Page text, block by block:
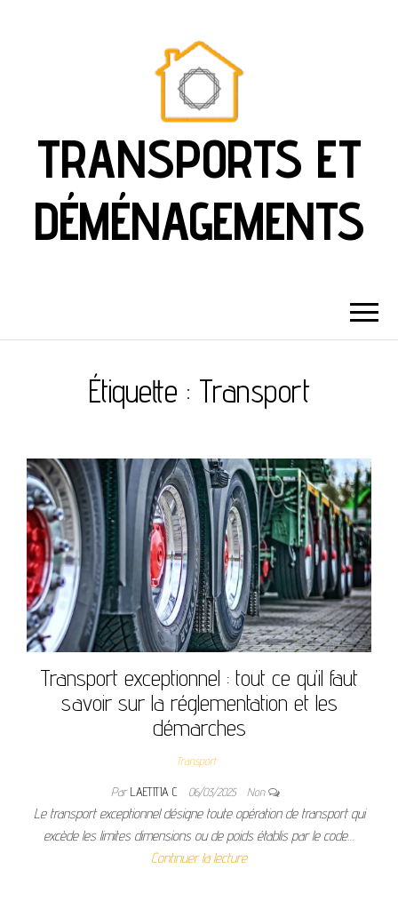
TRANSPORTS ET
DÉMÉNAGEMENTS
Étiquette : Transport
Transport exceptionnel : tout ce qu’il faut
savoir sur la réglementation et les
démarches
Transport
ParLAETITIA C 06/03/2025 Non
Le transport exceptionnel désigne toute opération de transport qui
excède les limites dimensions ou de poids établis par le code…
Continuer la lecture